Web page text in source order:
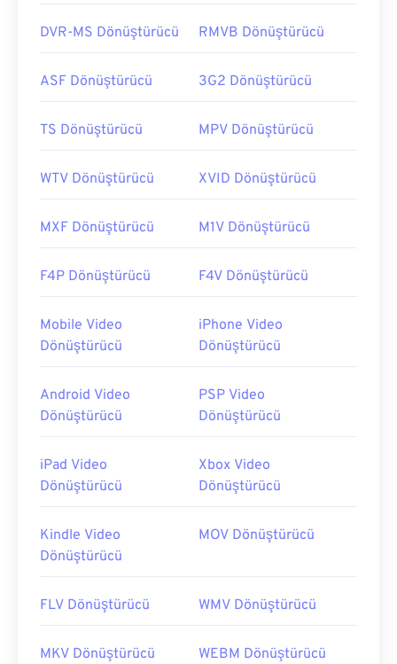
DVR-MS Dönüştürücü RMVB Dönüştürücü
ASF Dönüştürücü 3G2 Dönüştürücü
TS Dönüştürücü MPV Dönüştürücü
WTV Dönüştürücü XVID Dönüştürücü
MXF Dönüştürücü M1V Dönüştürücü
F4P Dönüştürücü F4V Dönüştürücü
Mobile Video
Dönüştürücü
iPhone Video
Dönüştürücü
Android Video
Dönüştürücü
PSP Video
Dönüştürücü
iPad Video
Dönüştürücü
Xbox Video
Dönüştürücü
Kindle Video
Dönüştürücü
MOV Dönüştürücü
FLV Dönüştürücü WMV Dönüştürücü
MKV Dönüştürücü WEBM Dönüştürücü